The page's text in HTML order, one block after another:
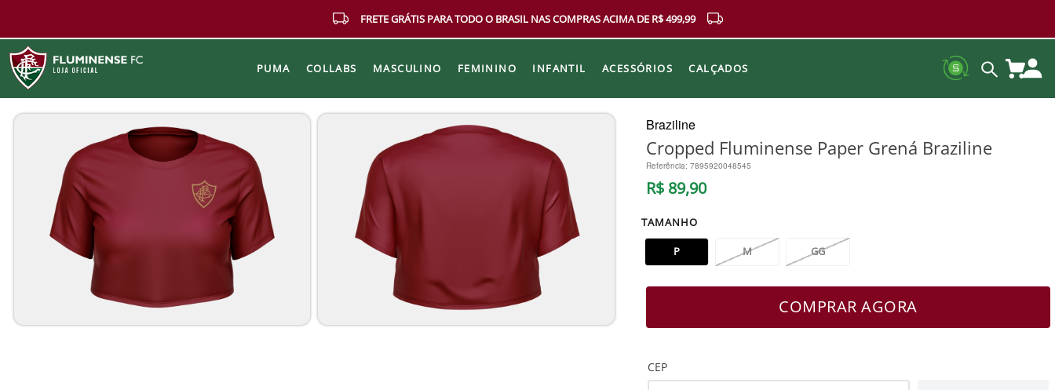
FRETE GRÁTIS PARA TODO O BRASIL NAS COMPRAS ACIMA DE R$ 499,99
PUMA COLLABS MASCULINO FEMININO INFANTIL ACESSÓRIOS CALÇADOS
Braziline
Cropped Fluminense Paper Grená Braziline
Referência: 7895920048545
R$ 89,90
TAMANHO
P M GG
COMPRAR AGORA
CEP